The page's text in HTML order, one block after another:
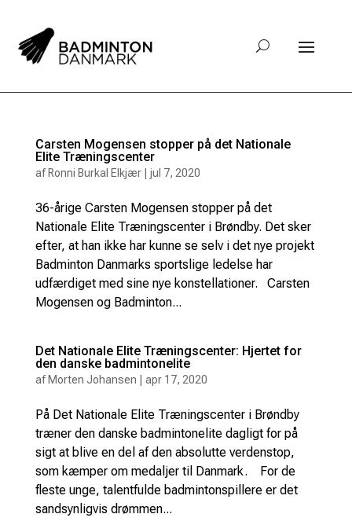
Carsten Mogensen stopper på det Nationale
Elite Træningscenter
af Ronni Burkal Elkjær| jul 7, 2020
36-årige Carsten Mogensen stopper på det
Nationale Elite Træningscenter i Brøndby. Det sker
efter, at han ikke har kunne se selv i det nye projekt
Badminton Danmarks sportslige ledelse har
udfærdiget med sine nye konstellationer. Carsten
Mogensen og Badminton...
Det Nationale Elite Træningscenter: Hjertet for
den danske badmintonelite
af Morten Johansen apr 17, 2020
På Det Nationale Elite Træningscenter i Brøndby
træner den danske badmintonelite dagligt for på
sigt at blive en del af den absolutte verdenstop,
som kæmper om medaljer til Danmark. For de
fleste unge, talentfulde badmintonspillere er det
sandsynligvis drømmen...